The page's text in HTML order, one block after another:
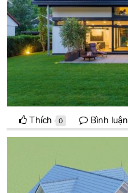
Thích 0 Bình luận